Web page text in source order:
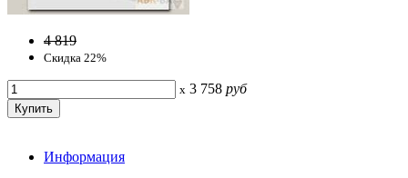
4 819
Скидка 22%
x 3 758 руб
Информация